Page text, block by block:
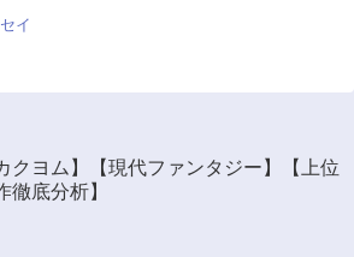
イ
クヨム】【現代ファンタジー】【上位
徹底分析】